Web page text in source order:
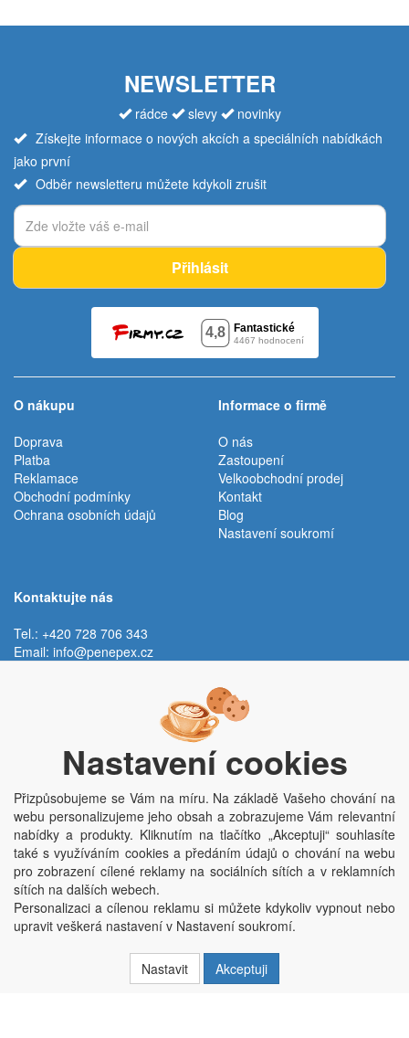
NEWSLETTER
rádce slevy
novinky
Získejte informace o nových akcích a speciálních nabídkách
jako první
Odběr newsletteru můžete kdykoli zrušit
Přihlásit
O nákupu
Doprava
Platba
Reklamace
Obchodní podmínky
Ochrana osobních údajů
Informace o firmě
O nás
Zastoupení
Velkoobchodní prodej
Kontakt
Blog
Nastavení soukromí
Kontaktujte nás
Tel.: +420 728 706 343
Email: info@penepex.cz
Trávník 2076, 686 03 Staré Město
Copyright © Penepex s.r.o. 2025, powered byABRA E-shop
Penepex s.r.o., Za Špicí 1798, 686 03 Staré Město; IČO: 03220923; DIČ:
CZ03220923; zápis do obchodního rejstříku dne 22. 7. 2014, krajský soud v
Brně oddíl C, vložka 84002
Nastavení cookies
Přizpůsobujeme se Vám na míru. Na základě Vašeho chování na
webu personalizujeme jeho obsah a zobrazujeme Vám relevantní
nabídky a produkty. Kliknutím na tlačítko „Akceptuji“ souhlasíte
také s využíváním cookies a předáním údajů o chování na webu
pro zobrazení cílené reklamy na sociálních sítích a v reklamních
sítích na dalších webech.
Personalizaci a cílenou reklamu si můžete kdykoliv vypnout nebo
upravit veškerá nastavení v Nastavení soukromí.
Nastavit Akceptuji